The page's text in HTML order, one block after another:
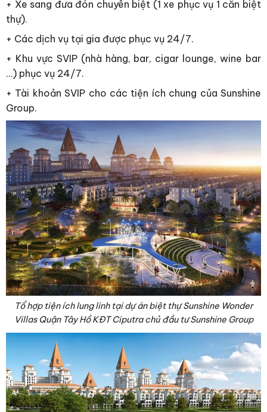
+ Xe sang đưa đón chuyên biệt (1 xe phục vụ 1 căn biệt
thự).
+ Các dịch vụ tại gia được phục vụ 24/7.
+ Khu vực SVIP (nhà hàng, bar, cigar lounge, wine bar
…) phục vụ 24/7.
+ Tài khoản SVIP cho các tiện ích chung của Sunshine
Group.
Tổ hợp tiện ích lung linh tại dự án biệt thự Sunshine Wonder
Villas Quận Tây Hồ KĐT Ciputra chủ đầu tư Sunshine Group